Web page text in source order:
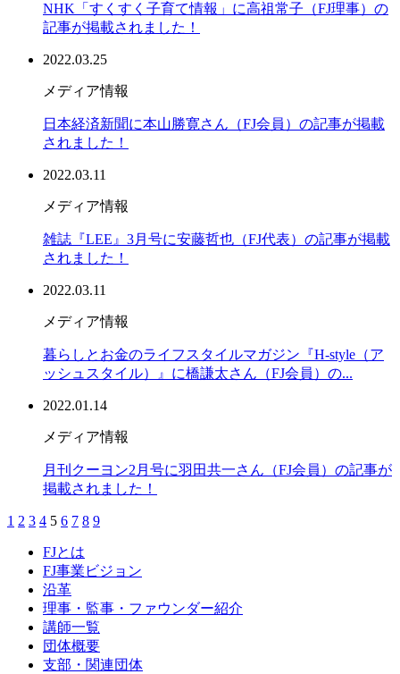
NHK「すくすく子育て情報」に高祖常子（FJ理事）の
記事が掲載されました！
2022.03.25
メディア情報
日本経済新聞に本山勝寛さん（FJ会員）の記事が掲載
されました！
2022.03.11
メディア情報
雑誌『LEE』3月号に安藤哲也（FJ代表）の記事が掲載
されました！
2022.03.11
メディア情報
暮らしとお金のライフスタイルマガジン『H-style（ア
ッシュスタイル）』に橋謙太さん（FJ会員）の...
2022.01.14
メディア情報
月刊クーヨン2月号に羽田共一さん（FJ会員）の記事が
掲載されました！
1 2 3 4 5 6 7 8 9
FJとは
FJ事業ビジョン
沿革
理事・監事・ファウンダー紹介
講師一覧
団体概要
支部・関連団体